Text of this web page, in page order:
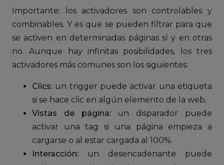
Importante: los activadores son controlables y
combinables. Y es que se pueden filtrar para que
se activen en determinadas páginas sí y en otras
no. Aunque hay infinitas posibilidades, los tres
activadores más comunes son los siguientes:
Clics: un trigger puede activar una etiqueta
si se hace clic en algún elemento de la web.
Vistas de página:un disparador puede
activar una tag si una página empieza a
cargarse o al estar cargada al 100%.
Interacción: un desencadenante puede